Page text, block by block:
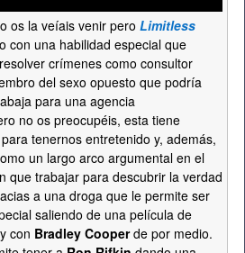
os la veíais venir pero Limitless
con una habilidad especial que
crímenes como consultor
del sexo opuesto que podría
para una agencia
no os preocupéis, esta tiene
para tenernos entretenido y, además,
un largo arco argumental en el
que trabajar para descubrir la verdad
a una droga que le permite ser
saliendo de una película de
con Bradley Cooperde por medio.